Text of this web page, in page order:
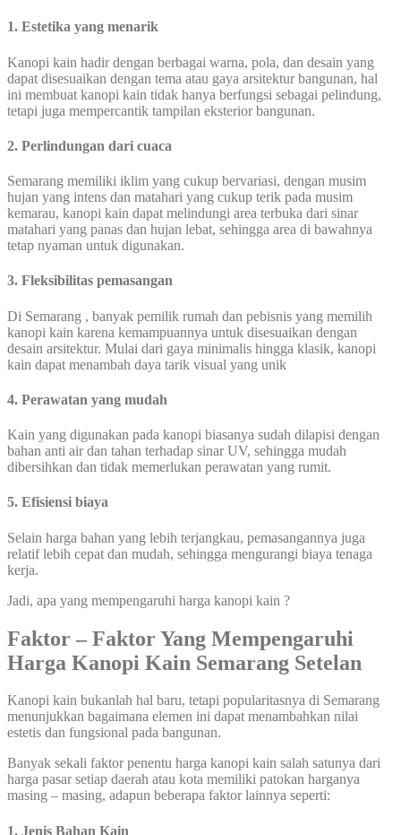
1. Estetika yang menarik
Kanopi kain hadir dengan berbagai warna, pola, dan desain yang
dapat disesuaikan dengan tema atau gaya arsitektur bangunan, hal
ini membuat kanopi kain tidak hanya berfungsi sebagai pelindung,
tetapi juga mempercantik tampilan eksterior bangunan.
2. Perlindungan dari cuaca
Semarang memiliki iklim yang cukup bervariasi, dengan musim
hujan yang intens dan matahari yang cukup terik pada musim
kemarau, kanopi kain dapat melindungi area terbuka dari sinar
matahari yang panas dan hujan lebat, sehingga area di bawahnya
tetap nyaman untuk digunakan.
3. Fleksibilitas pemasangan
Di Semarang , banyak pemilik rumah dan pebisnis yang memilih
kanopi kain karena kemampuannya untuk disesuaikan dengan
desain arsitektur. Mulai dari gaya minimalis hingga klasik, kanopi
kain dapat menambah daya tarik visual yang unik
4. Perawatan yang mudah
Kain yang digunakan pada kanopi biasanya sudah dilapisi dengan
bahan anti air dan tahan terhadap sinar UV, sehingga mudah
dibersihkan dan tidak memerlukan perawatan yang rumit.
5. Efisiensi biaya
Selain harga bahan yang lebih terjangkau, pemasangannya juga
relatif lebih cepat dan mudah, sehingga mengurangi biaya tenaga
kerja.
Jadi, apa yang mempengaruhi harga kanopi kain ?
Faktor – Faktor Yang Mempengaruhi
Harga Kanopi Kain Semarang Setelan
Kanopi kain bukanlah hal baru, tetapi popularitasnya di Semarang
menunjukkan bagaimana elemen ini dapat menambahkan nilai
estetis dan fungsional pada bangunan.
Banyak sekali faktor penentu harga kanopi kain salah satunya dari
harga pasar setiap daerah atau kota memiliki patokan harganya
masing – masing, adapun beberapa faktor lainnya seperti:
1. Jenis Bahan Kain